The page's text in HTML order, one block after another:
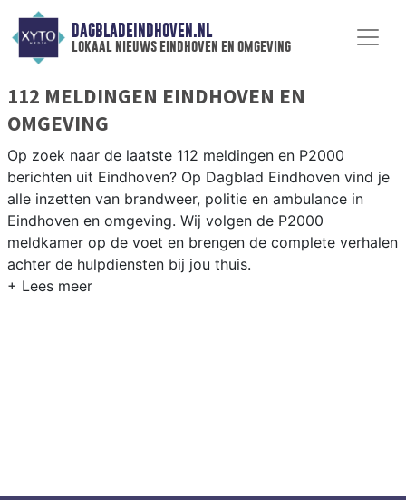
DAGBLADEINDHOVEN.NL
lokaal nieuws eindhoven en omgeving
112 MELDINGEN EINDHOVEN EN
OMGEVING
Op zoek naar de laatste 112 meldingen en P2000
berichten uit Eindhoven? Op Dagblad Eindhoven vind je
alle inzetten van brandweer, politie en ambulance in
Eindhoven en omgeving. Wij volgen de P2000
meldkamer op de voet en brengen de complete verhalen
achter de hulpdiensten bij jou thuis.